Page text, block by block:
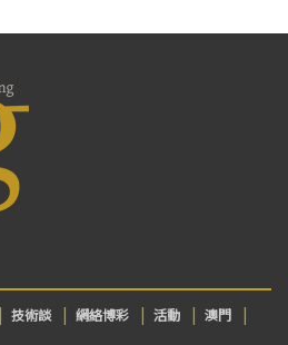
技術談 網絡博彩 活動
澳門